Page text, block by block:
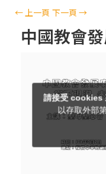
【信仰
【信仰
神父
【信仰
← 上一頁 下一頁→